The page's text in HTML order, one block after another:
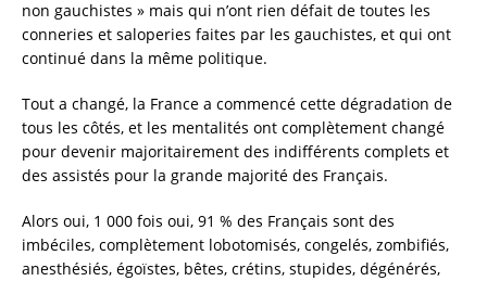
non gauchistes » mais qui n’ont rien défait de toutes les
conneries et saloperies faites par les gauchistes, et qui ont
continué dans la même politique.
Tout a changé, la France a commencé cette dégradation de
tous les côtés, et les mentalités ont complètement changé
pour devenir majoritairement des indifférents complets et
des assistés pour la grande majorité des Français.
Alors oui, 1 000 fois oui, 91 % des Français sont des
imbéciles, complètement lobotomisés, congelés, zombifiés,
anesthésiés, égoïstes, bêtes, crétins, stupides, dégénérés,